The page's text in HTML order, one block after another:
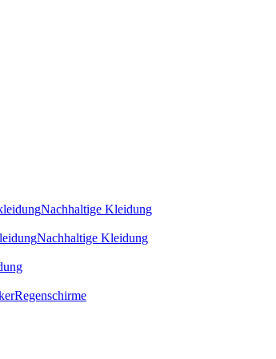
Nachhaltige Kleidung
Nachhaltige Kleidung
Regenschirme